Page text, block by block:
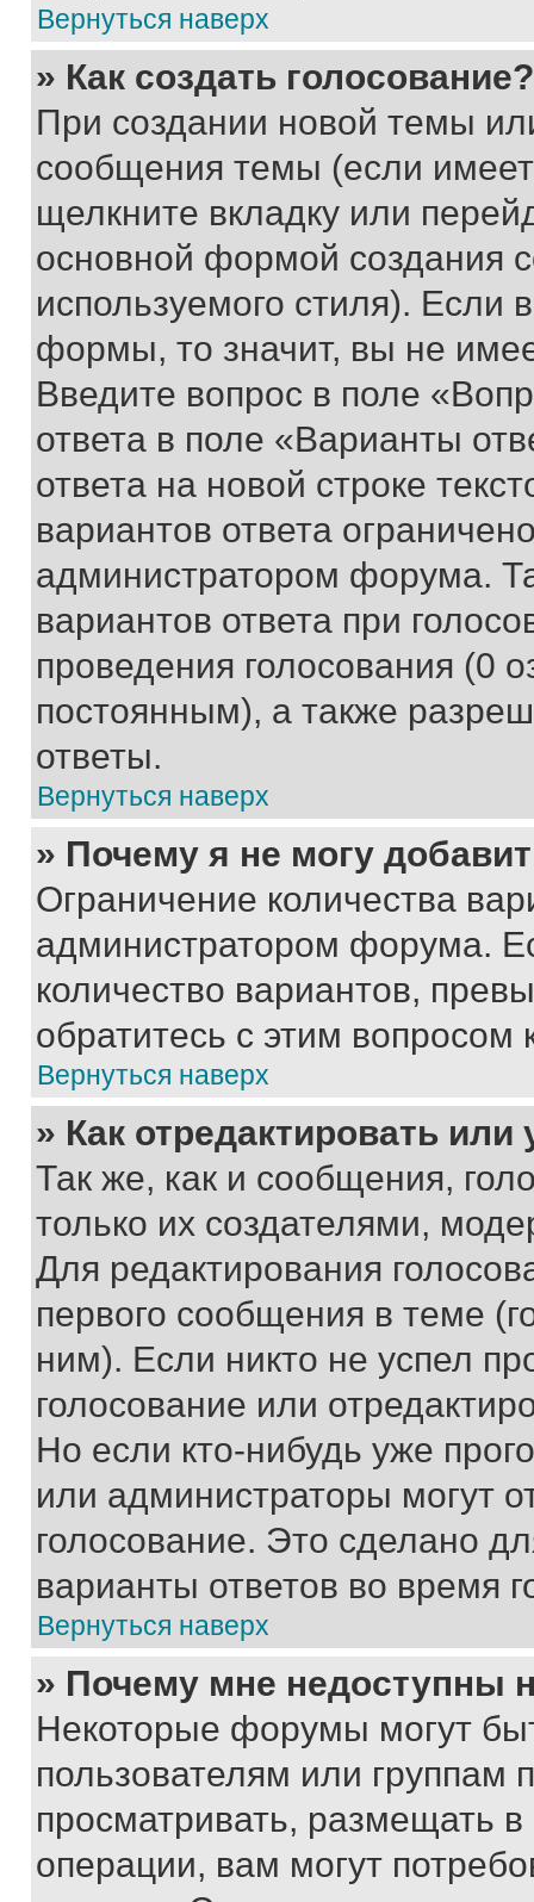
Вернуться наверх
» Как создать голосование?
При создании новой темы
сообщения темы (если
щелкните вкладку или
основной формой создания
используемого стиля). Если
формы, то значит, вы не
Введите вопрос в поле
ответа в поле «Варианты
ответа на новой строке
вариантов ответа
администратором форума.
вариантов ответа при
проведения голосования (0
постоянным), а также
ответы.
Вернуться наверх
» Почему я не могу
Ограничение количества
администратором форума.
количество вариантов,
обратитесь с этим вопросом
Вернуться наверх
» Как отредактировать
Так же, как и сообщения,
только их создателями,
Для редактирования
первого сообщения в теме
ним). Если никто не успел
голосование или
Но если кто-нибудь уже
или администраторы могут
голосование. Это сделано
варианты ответов во время
Вернуться наверх
» Почему мне недоступны
Некоторые форумы могут
пользователям или группам
просматривать, размещать
операции, вам могут